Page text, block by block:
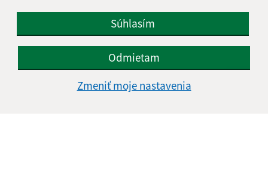
Súhlasím
Odmietam
Zmeniť moje nastavenia